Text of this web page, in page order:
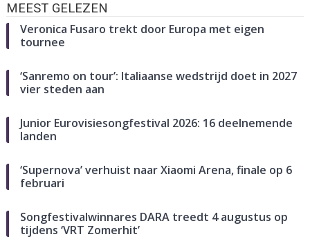
MEEST GELEZEN
Veronica Fusaro trekt door Europa met eigen
tournee
‘Sanremo on tour’: Italiaanse wedstrijd doet in 2027
vier steden aan
Junior Eurovisiesongfestival 2026: 16 deelnemende
landen
‘Supernova’ verhuist naar Xiaomi Arena, finale op 6
februari
Songfestivalwinnares DARA treedt 4 augustus op
tijdens ‘VRT Zomerhit’